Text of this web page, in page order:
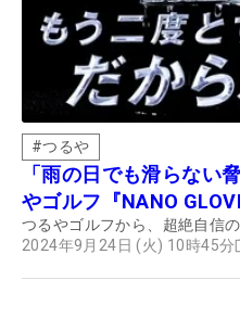
#つるや
「雨の日でも滑らない
やゴルフ『NANO
つるやゴルフから、超絶自信の
2024年9月24日 (火) 10時45分